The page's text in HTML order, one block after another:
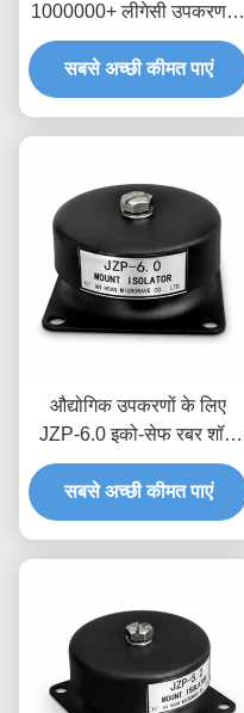
1000000+ लीगेसी उपकरण के
लिए साइकिल थकान परीक्षण
ड्रॉप-इन रेट्रोफिट डैम्पर
सबसे अच्छी कीमत पाएं
औद्योगिक उपकरणों के लिए
JZP-6.0 इको-सेफ रबर शॉक
एब्जॉर्बर स्क्वीक-फ्री सेल्फ-
लुब्रिकेटेड डैम्पर
सबसे अच्छी कीमत पाएं